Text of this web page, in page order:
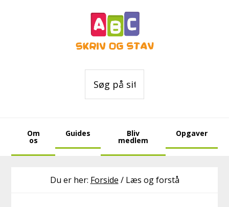
på
sitet
Om
os
Guides Bliv
medlem
Opgaver
Du er her: Forside /Læs og forstå